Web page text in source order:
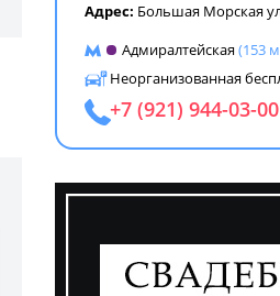
Адрес: Большая Морская
Адмиралтейская(153
Неорганизованная
+7 (921) 944-03-00